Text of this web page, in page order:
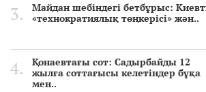
Майдан шебіндегі бетбұрыс:
«технократиялық төңкерісі» жән..
Қонаевтағы сот: Садырбайды 12
жылға соттағысы келетіндер бұқа
мен..